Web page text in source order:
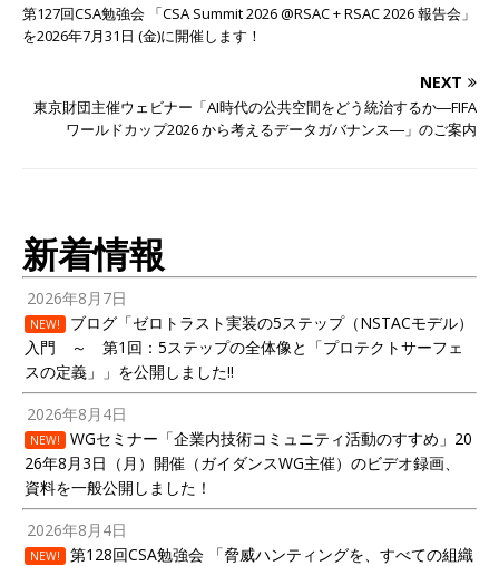
第127回CSA勉強会 「CSA Summit 2026 @RSAC + RSAC 2026 報告会」
を2026年7月31日 (金)に開催します！
NEXT
東京財団主催ウェビナー「AI時代の公共空間をどう統治するか―FIFA
ワールドカップ2026 から考えるデータガバナンス―」のご案内
新着情報
2026年8月7日
NEW!
ブログ「ゼロトラスト実装の5ステップ（NSTACモデル）
入門 ～ 第1回：5ステップの全体像と「プロテクトサーフェ
スの定義」」を公開しました!!
2026年8月4日
NEW!
WGセミナー「企業内技術コミュニティ活動のすすめ」20
26年8月3日（月）開催（ガイダンスWG主催）のビデオ録画、
資料を一般公開しました！
2026年8月4日
NEW!
第128回CSA勉強会 「脅威ハンティングを、すべての組織